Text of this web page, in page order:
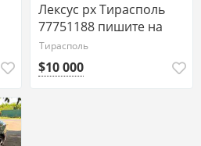
Лексус рх Тирасполь
77751188 пишите на
ватсап
Тирасполь
$10 000